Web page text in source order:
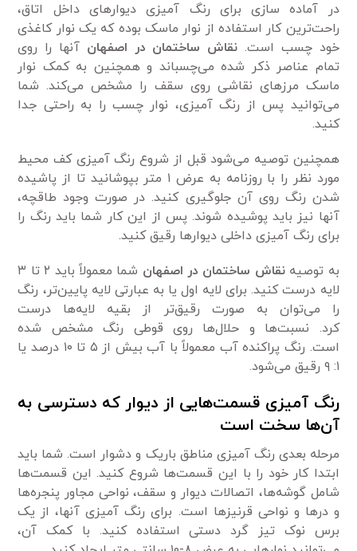
در آماده سازی برای رنگ آمیزی دیوارهای داخل اتاق،
راحت‌ترین کار استفاده از نوار ماسک بوده که یک نوار کاغذی
خود چسب است. نقاش ساختمان در اصفهان آنها را روی
تمام عناصر ذکر شده می‌چسباند و همچنین به کمک نوار
ماسک مرزهای نقاشی روی سقف را مشخص می‌کند. شما
می‌توانید پس از رنگ آمیزی، نوار چسب را به راحتی جدا
کنید.
همچنین توصیه می‌شود قبل از شروع رنگ آمیزی کف محیط
مورد نظر را با روزنامه به عرض ۱ متر بپوشانید تا از پاشیده
شدن رنگ روی آن جلوگیری کنید. در صورت وجود طاقچه،
آنها نیز باید پوشیده شوند. پس از این کار شما باید رنگ را
برای رنگ آمیزی داخلی دیوارها رقیق کنید.
به توصیهنقاش ساختمان در اصفهان
شما معمولاً باید ۲ تا ۳
لایه درست کنید. برای لایه اول یا به عبارتی لایه پایین‌تر، رنگ
را می‌توان به صورت رقیق‌تر از بقیه لایه‌ها درست
کرد. نسبت‌ها و حلال‌ها روی قوطی رنگ مشخص شده
است. رنگ پراکنده آب معمولاً با آب بیش از ۵ تا ۱۰ درصد یا
۱: ۹ رقیق می‌شود.
رنگ آمیزی قسمت‌هایی از دیوار که دسترسی به
آن‌ها سخت است
مرحله بعدی رنگ آمیزی مناطق باریک و دشوار است. شما باید
ابتدا کار خود را با این قسمت‌ها شروع کنید. این قسمت‌ها
شامل گوشه‌ها، اتصالات دیوار و سقف، نواحی مجاور پنجره‌ها
و درها و نواحی قرنیزها است. برای رنگ آمیزی آنها، از یک
برس نوک تیز گرد دستی استفاده کنید. با کمک آن،